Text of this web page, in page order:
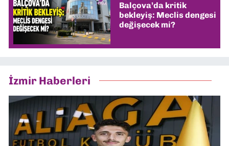
Balçova’da kritik
bekleyiş: Meclis dengesi
değişecek mi?
İzmir Haberleri